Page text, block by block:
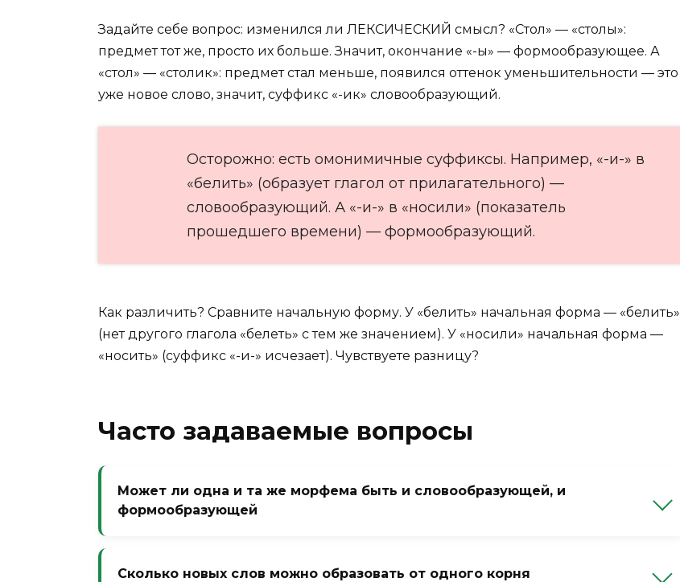
Задайте себе вопрос: изменился ли ЛЕКСИЧЕСКИЙ смысл? «Стол» — «столы»:
предмет тот же, просто их больше. Значит, окончание «-ы» — формообразующее. А
«стол» — «столик»: предмет стал меньше, появился оттенок уменьшительности — это
уже новое слово, значит, суффикс «-ик» словообразующий.
Осторожно: есть омонимичные суффиксы. Например, «-и-» в
«белить» (образует глагол от прилагательного) —
словообразующий. А «-и-» в «носили» (показатель
прошедшего времени) — формообразующий.
Как различить? Сравните начальную форму. У «белить» начальная форма — «белить»
(нет другого глагола «белеть» с тем же значением). У «носили» начальная форма —
«носить» (суффикс «-и-» исчезает). Чувствуете разницу?
Часто задаваемые вопросы
Может ли одна и та же морфема быть и словообразующей, и
формообразующей
Сколько новых слов можно образовать от одного корня